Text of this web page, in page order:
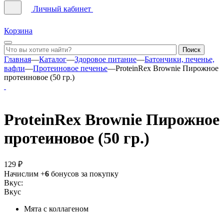
Личный кабинет
Корзина
Главная—Каталог—Здоровое питание—Батончики, печенье,
вафли—Протеиновое печенье—ProteinRex Brownie Пирожное
протеиновое (50 гр.)
ProteinRex Brownie Пирожное
протеиновое (50 гр.)
129 ₽
Начислим +6 бонусов за покупку
Вкус:
Вкус
Мята с коллагеном